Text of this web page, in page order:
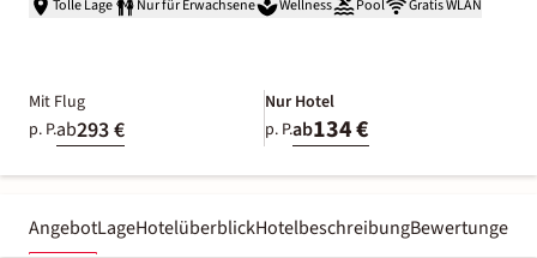
Tolle Lage Nur für Erwachsene Wellness Pool Gratis WLAN
Mit Flug
p. P.ab293 €
Nur Hotel
p. P.ab134 €
AngebotLageHotelüberblickHotelbeschreibungBewertungen